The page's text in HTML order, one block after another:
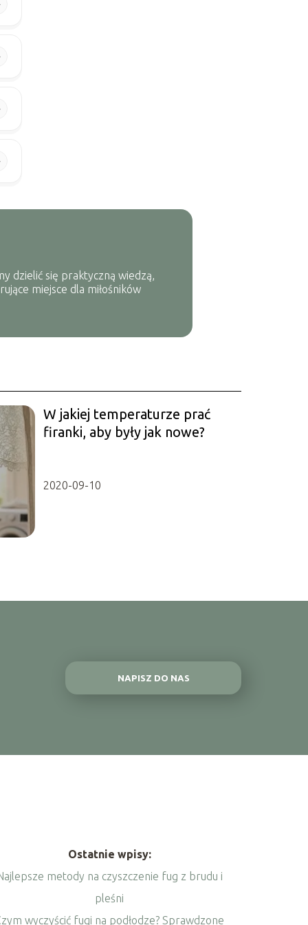
dzielić się praktyczną wiedzą,
miejsce dla miłośników
W jakiej temperaturze prać
firanki, aby były jak nowe?
2020-09-10
NAPISZ DO NAS
Ostatnie wpisy:
metody na czyszczenie fug z brudu i
pleśni
wyczyścić fugi na podłodze? Sprawdzone